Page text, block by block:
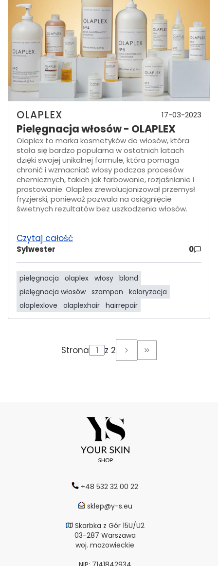
OLAPLEX 17-03-2023
Pielęgnacja włosów - OLAPLEX
Olaplex to marka kosmetyków do włosów, która
stała się bardzo popularna w ostatnich latach
dzięki swojej unikalnej formule, która pomaga
chronić i wzmacniać włosy podczas procesów
chemicznych, takich jak farbowanie, rozjaśnianie i
prostowanie. Olaplex zrewolucjonizował przemysł
fryzjerski, ponieważ pozwala na osiągnięcie
świetnych rezultatów bez uszkodzenia włosów.
Czytaj całość
Sylwester 0
pielęgnacja olaplex włosy blond
pielęgnacja włosów szampon
koloryzacja
olaplexlove
olaplexhair hairrepair
Strona z 2 Przejdź do
+48 532 32 00 22
sklep@y-s.eu
Skarbka z Gór 15U/U2
03-287 Warszawa
woj. mazowieckie